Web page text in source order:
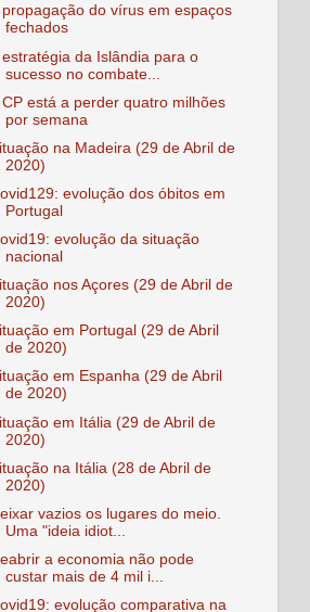
propagação do vírus em espaços
fechados
estratégia da Islândia para o
sucesso no combate...
CP está a perder quatro milhões
por semana
na Madeira (29 de Abril de
2020)
evolução dos óbitos em
Portugal
evolução da situação
nacional
nos Açores (29 de Abril de
2020)
em Portugal (29 de Abril
de 2020)
em Espanha (29 de Abril
de 2020)
em Itália (29 de Abril de
2020)
na Itália (28 de Abril de
2020)
vazios os lugares do meio.
Uma "ideia idiot...
a economia não pode
custar mais de 4 mil i...
evolução comparativa na